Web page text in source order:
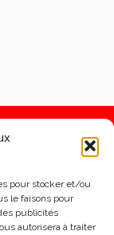
pour stocker et/ou
le faisons pour
publicités
autorisera à traiter